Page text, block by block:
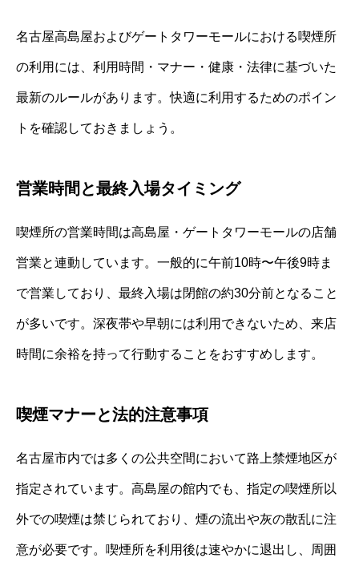
名古屋高島屋およびゲートタワーモールにおける喫煙所
の利用には、利用時間・マナー・健康・法律に基づいた
最新のルールがあります。快適に利用するためのポイン
トを確認しておきましょう。
営業時間と最終入場タイミング
喫煙所の営業時間は高島屋・ゲートタワーモールの店舗
営業と連動しています。一般的に午前10時〜午後9時ま
で営業しており、最終入場は閉館の約30分前となること
が多いです。深夜帯や早朝には利用できないため、来店
時間に余裕を持って行動することをおすすめします。
喫煙マナーと法的注意事項
名古屋市内では多くの公共空間において路上禁煙地区が
指定されています。高島屋の館内でも、指定の喫煙所以
外での喫煙は禁じられており、煙の流出や灰の散乱に注
意が必要です。喫煙所を利用後は速やかに退出し、周囲